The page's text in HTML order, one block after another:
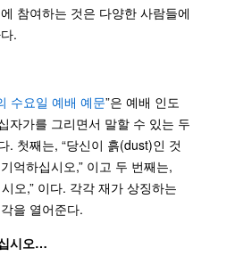
참여하는 것은 다양한 사람들에
.
수요일 예배 예문”은 예배 인도
자가를 그리면서 말할 수 있는 두
. 첫째는, “당신이 흙(dust)인 것
억하십시오,” 이고 두 번째는,
오,” 이다. 각각 재가 상징하는
을 열어준다.
시오…